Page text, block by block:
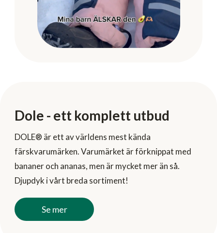
Dole - ett komplett utbud
DOLE® är ett av världens mest kända
färskvarumärken. Varumärket är förknippat med
bananer och ananas, men är mycket mer än så.
Djupdyk i vårt breda sortiment!
Se mer